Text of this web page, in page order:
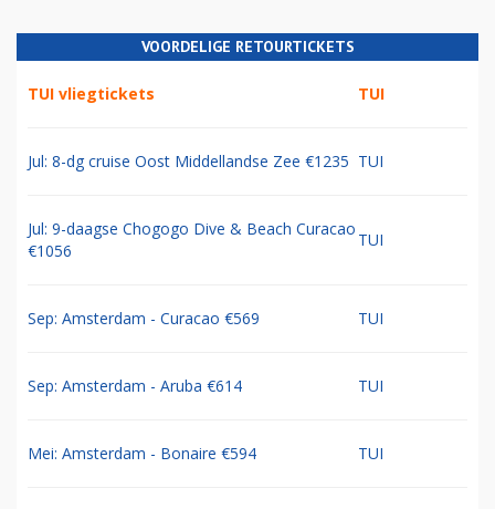
VOORDELIGE RETOURTICKETS
TUI vliegtickets TUI
Jul: 8-dg cruise Oost Middellandse Zee €1235 TUI
Jul: 9-daagse Chogogo Dive & Beach Curacao
€1056
TUI
Sep: Amsterdam - Curacao €569 TUI
Sep: Amsterdam - Aruba €614 TUI
Mei: Amsterdam - Bonaire €594 TUI